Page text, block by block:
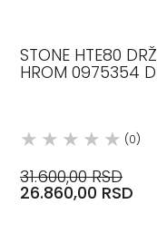
STONE HTE80
HROM 0975354
(0)
31.600,00 RSD
26.860,00 RSD